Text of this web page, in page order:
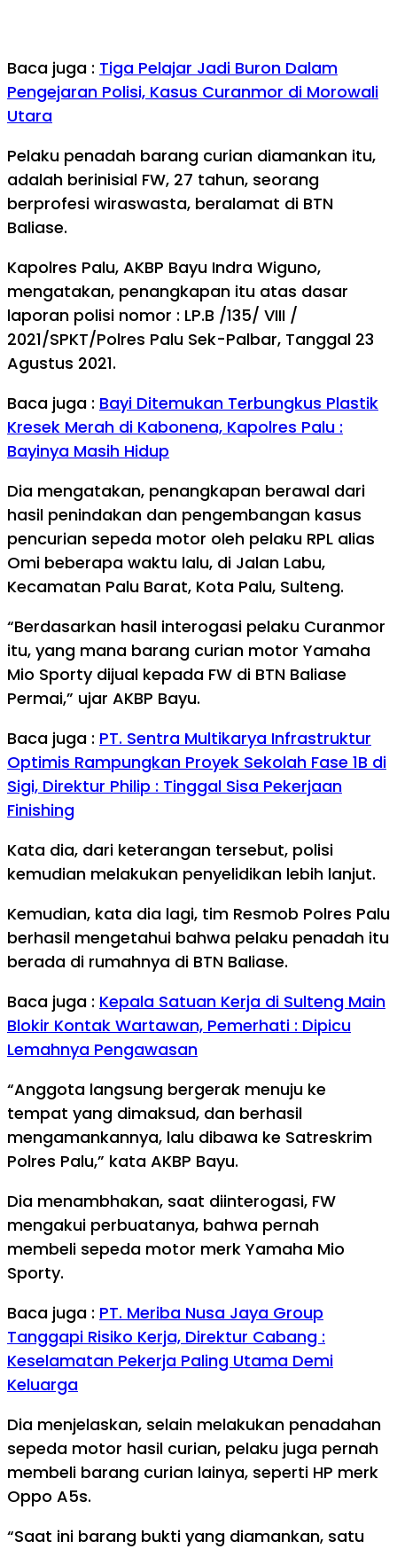
Baca juga : Tiga Pelajar Jadi Buron Dalam
Pengejaran Polisi, Kasus Curanmor di Morowali
Utara
Pelaku penadah barang curian diamankan itu,
adalah berinisial FW, 27 tahun, seorang
berprofesi wiraswasta, beralamat di BTN
Baliase.
Kapolres Palu, AKBP Bayu Indra Wiguno,
mengatakan, penangkapan itu atas dasar
laporan polisi nomor : LP.B /135/ VIII /
2021/SPKT/Polres Palu Sek-Palbar, Tanggal 23
Agustus 2021.
Baca juga : Bayi Ditemukan Terbungkus Plastik
Kresek Merah di Kabonena, Kapolres Palu :
Bayinya Masih Hidup
Dia mengatakan, penangkapan berawal dari
hasil penindakan dan pengembangan kasus
pencurian sepeda motor oleh pelaku RPL alias
Omi beberapa waktu lalu, di Jalan Labu,
Kecamatan Palu Barat, Kota Palu, Sulteng.
“Berdasarkan hasil interogasi pelaku Curanmor
itu, yang mana barang curian motor Yamaha
Mio Sporty dijual kepada FW di BTN Baliase
Permai,” ujar AKBP Bayu.
Baca juga : PT. Sentra Multikarya Infrastruktur
Optimis Rampungkan Proyek Sekolah Fase 1B di
Sigi, Direktur Philip : Tinggal Sisa Pekerjaan
Finishing
Kata dia, dari keterangan tersebut, polisi
kemudian melakukan penyelidikan lebih lanjut.
Kemudian, kata dia lagi, tim Resmob Polres Palu
berhasil mengetahui bahwa pelaku penadah itu
berada di rumahnya di BTN Baliase.
Baca juga : Kepala Satuan Kerja di Sulteng Main
Blokir Kontak Wartawan, Pemerhati : Dipicu
Lemahnya Pengawasan
“Anggota langsung bergerak menuju ke
tempat yang dimaksud, dan berhasil
mengamankannya, lalu dibawa ke Satreskrim
Polres Palu,” kata AKBP Bayu.
Dia menambhakan, saat diinterogasi, FW
mengakui perbuatanya, bahwa pernah
membeli sepeda motor merk Yamaha Mio
Sporty.
Baca juga : PT. Meriba Nusa Jaya Group
Tanggapi Risiko Kerja, Direktur Cabang :
Keselamatan Pekerja Paling Utama Demi
Keluarga
Dia menjelaskan, selain melakukan penadahan
sepeda motor hasil curian, pelaku juga pernah
membeli barang curian lainya, seperti HP merk
Oppo A5s.
“Saat ini barang bukti yang diamankan, satu